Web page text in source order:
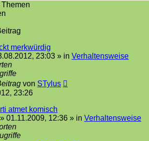
merkwürdig
23:03 » in Verhaltensweise
von STylus
23:26
atmet komisch
» 01.11.2009, 12:36 » in Verhaltensweise